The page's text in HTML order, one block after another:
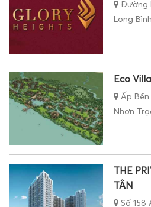
Đường
Long
Eco
Ấp Bến
Nhơn
THE
TÂN
Số 158